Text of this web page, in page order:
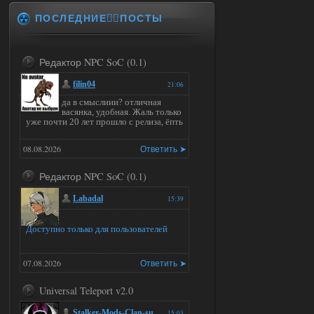
ПОСЛЕДНИЕ✍🏻ПОСТЫ
Редактор NPC SoC (0.1)
21:06
filin04
да в смыслиии? отличная
васянка, удобная. Жаль только
уже почти 20 лет прошло с релиза, ёпть
Ответить ➤
08.08.2026
Редактор NPC SoC (0.1)
15:39
Labadal
Доступно только для пользователей
Ответить ➤
07.08.2026
Universal Teleport v2.0